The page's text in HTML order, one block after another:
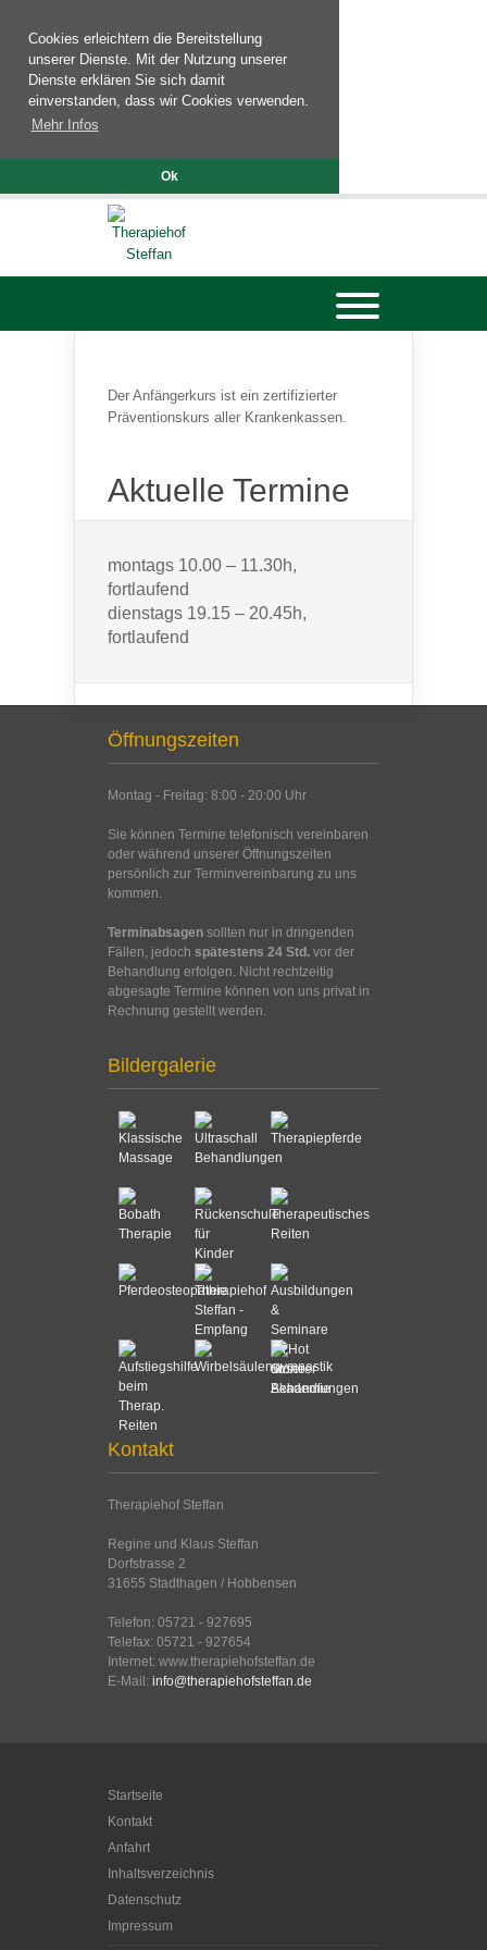
Cookies erleichtern die Bereitstellung
unserer Dienste. Mit der Nutzung unserer
Dienste erklären Sie sich damit
einverstanden, dass wir Cookies verwenden.
Mehr Infos
Ok
Der Anfängerkurs ist ein zertifizierter
Präventionskurs aller Krankenkassen.
Aktuelle Termine
montags 10.00 – 11.30h,
fortlaufend
dienstags 19.15 – 20.45h,
fortlaufend
Öffnungszeiten
Montag - Freitag: 8:00 - 20:00 Uhr
Sie können Termine telefonisch vereinbaren
oder während unserer Öffnungszeiten
persönlich zur Terminvereinbarung zu uns
kommen.
Terminabsagen sollten nur in dringenden
Fällen, jedoch spätestens 24 Std. vor der
Behandlung erfolgen. Nicht rechtzeitig
abgesagte Termine können von uns privat in
Rechnung gestellt werden.
Bildergalerie
Kontakt
Therapiehof Steffan
Regine und Klaus Steffan
Dorfstrasse 2
31655 Stadthagen / Hobbensen
Telefon: 05721 - 927695
Telefax: 05721 - 927654
Internet: www.therapiehofsteffan.de
E-Mail: info@therapiehofsteffan.de
Startseite
Kontakt
Anfahrt
Inhaltsverzeichnis
Datenschutz
Impressum